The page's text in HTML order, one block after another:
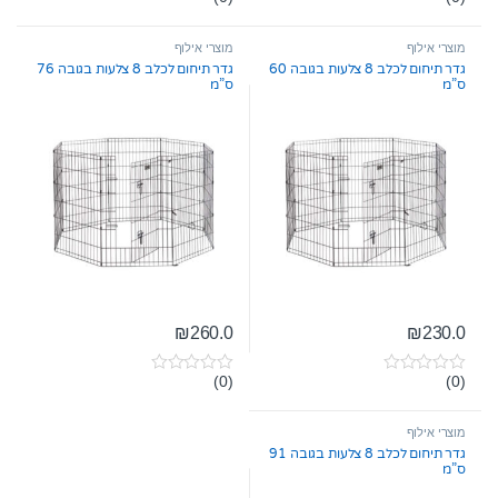
t
o
f
5
t
o
f
5
מוצרי אילוף
גדר תיחום לכלב 8 צלעות בגובה 60
ס”מ
₪230.0
0
t
o
f
5
(0)
מוצרי אילוף
גדר תיחום לכלב 8 צלעות בגובה 76
ס”מ
₪260.0
0(0)
מוצרי אילוף
גדר תיחום לכלב 8 צלעות בגובה 91
ס”מ